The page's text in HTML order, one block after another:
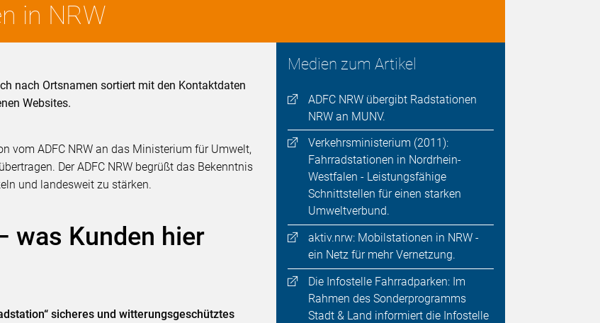
in NRW
Medien zum Artikel
ADFC NRW übergibt Radstationen
NRW an MUNV.
Verkehrsministerium (2011):
Fahrradstationen in Nordrhein-
Westfalen - Leistungsfähige
Schnittstellen für einen starken
Umweltverbund.
aktiv.nrw: Mobilstationen in NRW -
ein Netz für mehr Vernetzung.
Die Infostelle Fahrradparken: Im
Rahmen des Sonderprogramms
Stadt & Land informiert die Infostelle
nach Ortsnamen sortiert mit den Kontaktdaten
Websites.
vom ADFC NRW an das Ministerium für Umwelt,
Der ADFC NRW begrüßt das Bekenntnis
und landesweit zu stärken.
was Kunden hier
sicheres und witterungsgeschütztes